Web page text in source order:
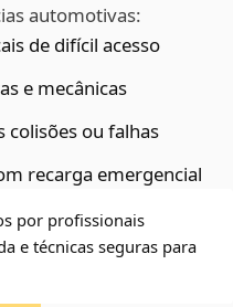
automotivas:
de difícil acesso
e mecânicas
colisões ou falhas
recarga emergencial
por profissionais
e técnicas seguras para